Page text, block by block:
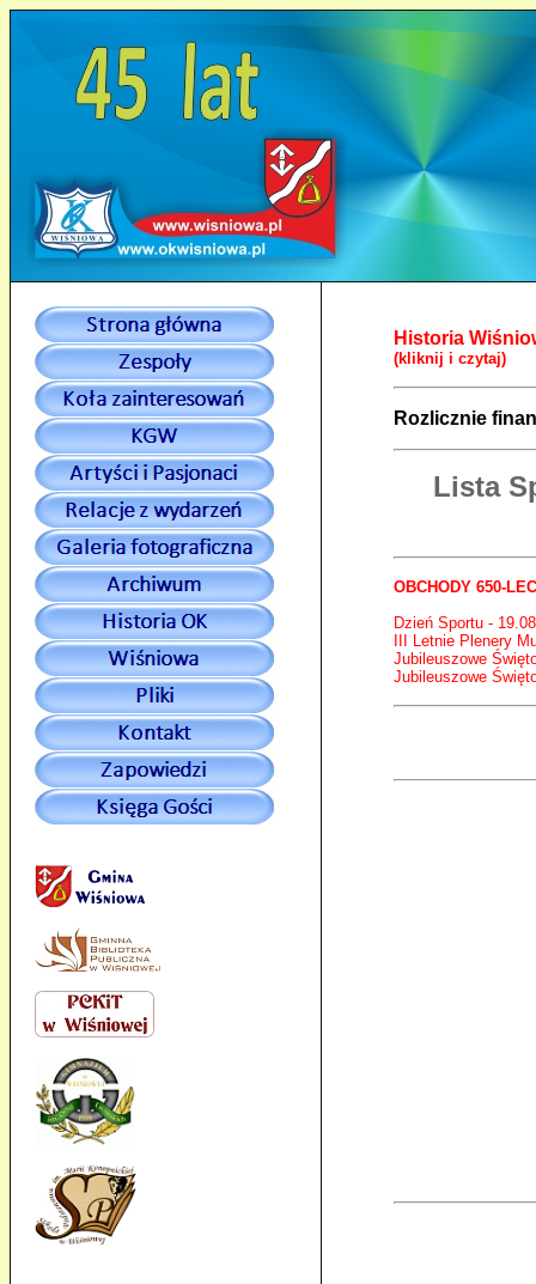
Historia
(kliknij i czytaj)
Rozlicznie
Lista
OBCHODY 650-
Dzień Sportu -
III Letnie Plenery
Jubileuszowe
Jubileuszowe